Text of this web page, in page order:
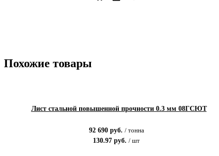
Похожие товары
Лист стальной повышенной прочности 0.3 мм 08ГСЮТ
92 690руб. / тонна
130.97 руб. / шт